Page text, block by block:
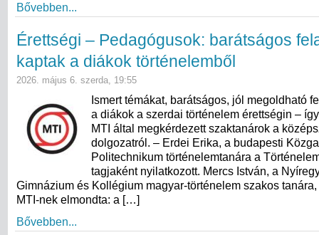
Bővebben...
Érettségi – Pedagógusok: barátságos
kaptak a diákok történelemből
2026. május 6. szerda, 19:55
Ismert témákat, barátságos, jól megoldható
a diákok a szerdai történelem érettségin –
MTI által megkérdezett szaktanárok a
dolgozatról. – Erdei Erika, a budapesti
Politechnikum történelemtanára a
tagjaként nyilatkozott. Mercs István, a
Gimnázium és Kollégium magyar-történelem szakos
MTI-nek elmondta: a […]
Bővebben...